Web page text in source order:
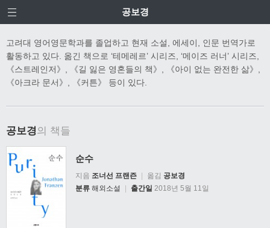
공보경
고려대 영어영문학과를 졸업하고 현재 소설, 에세이, 인문 번역가로
활동하고 있다. 옮긴 책으로 ‘테메레르’ 시리즈, ‘메이즈 러너’ 시리즈,
《스트레인저》, 《길 잃은 영혼들의 책》, 《아이 없는 완전한 삶》,
《아크라 문서》, 《커튼》 등이 있다.
공보경의 책들
순수
지음 조너선 프랜즌 옮김 공보경
분류 해외소설 출간일 2018년 5월 11일